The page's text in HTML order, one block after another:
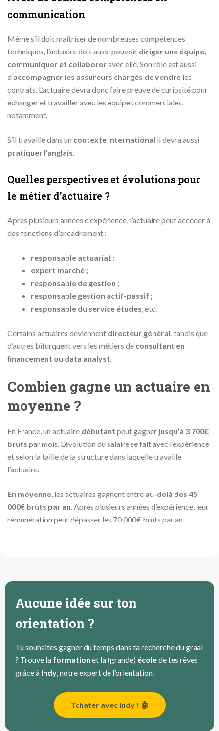
communication
Même s’il doit maîtriser de nombreuses compétences
techniques, l’actuaire doit aussi pouvoir diriger une équipe,
communiquer et collaboreravec elle. Son rôle est aussi
d’accompagner les assureurs chargés de vendre les
contrats. L’actuaire devra donc faire preuve de curiosité pour
échanger et travailler avec les équipes commerciales,
notamment.
S’il travaille dans un contexte international il devra aussi
pratiquer l’anglais.
Quelles perspectives et évolutions pour
le métier d’actuaire ?
Après plusieurs années d’expérience, l’actuaire peut accéder à
des fonctions d’encadrement :
responsable actuariat ;
expert marché ;
responsable de gestion ;
responsable gestion actif-passif ;
responsable du service études, etc.
Certains actuaires deviennent directeur général, tandis que
d’autres bifurquent vers les métiers de consultant en
financement ou data analyst.
Combien gagne un actuaire en
moyenne ?
En France, un actuaire débutant peut gagner jusqu’à 3 700€
bruts par mois. L’évolution du salaire se fait avec l’expérience
et selon la taille de la structure dans laquelle travaille
l’actuaire.
En moyenne, les actuaires gagnent entre au-delà des 45
000€ bruts par an. Après plusieurs années d’expérience, leur
rémunération peut dépasser les 70 000€ bruts par an.
Aucune idée sur ton
orientation ?
Tu souhaites gagner du temps dans ta recherche du graal
? Trouve la formation et la (grande) écolede tes rêves
grâce à Indy, notre expert de l’orientation.
Tchater avec Indy ! 🤖